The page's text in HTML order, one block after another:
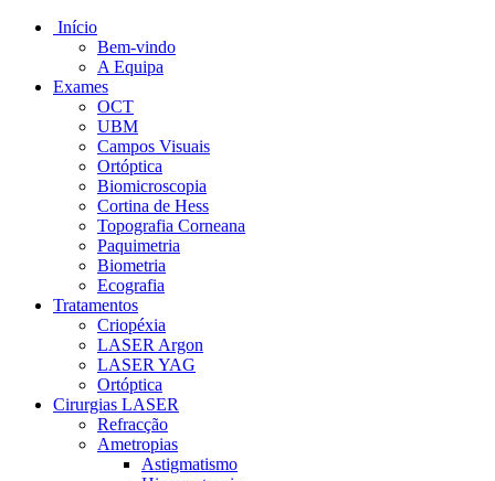
Início
Bem-vindo
A Equipa
Exames
OCT
UBM
Campos Visuais
Ortóptica
Biomicroscopia
Cortina de Hess
Topografia Corneana
Paquimetria
Biometria
Ecografia
Tratamentos
Criopéxia
LASER Argon
LASER YAG
Ortóptica
Cirurgias LASER
Refracção
Ametropias
Astigmatismo